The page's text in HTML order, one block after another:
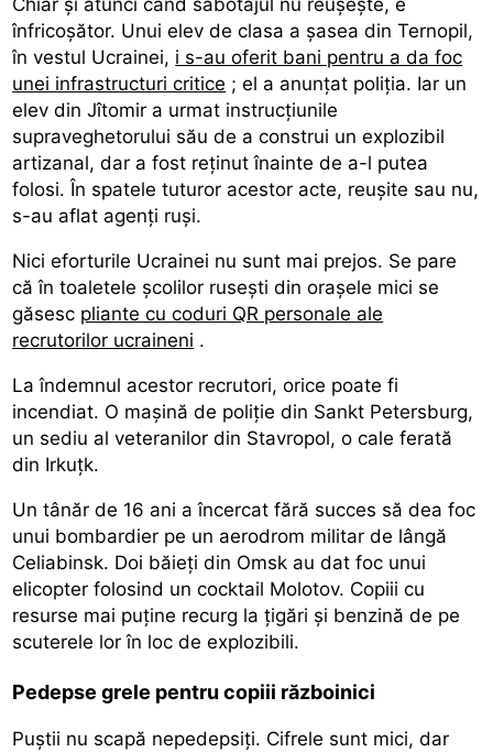
înfricoșător. Unui elev de clasa a șasea din Ternopil,
în vestul Ucrainei, i s-au oferit bani pentru a da foc
unei infrastructuri critice ; el a anunțat poliția. Iar un
elev din Jîtomir a urmat instrucțiunile
supraveghetorului său de a construi un explozibil
artizanal, dar a fost reținut înainte de a-l putea
folosi. În spatele tuturor acestor acte, reușite sau nu,
s-au aflat agenți ruși.
Nici eforturile Ucrainei nu sunt mai prejos. Se pare
că în toaletele școlilor rusești din orașele mici se
găsesc pliante cu coduri QR personale ale
recrutorilor ucraineni .
La îndemnul acestor recrutori, orice poate fi
incendiat. O mașină de poliție din Sankt Petersburg,
un sediu al veteranilor din Stavropol, o cale ferată
din Irkuțk.
Un tânăr de 16 ani a încercat fără succes să dea foc
unui bombardier pe un aerodrom militar de lângă
Celiabinsk. Doi băieți din Omsk au dat foc unui
elicopter folosind un cocktail Molotov. Copiii cu
resurse mai puține recurg la țigări și benzină de pe
scuterele lor în loc de explozibili.
Pedepse grele pentru copiii războinici
Puștii nu scapă nepedepsiți. Cifrele sunt mici, dar